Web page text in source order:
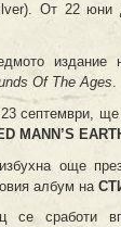
От 22 юни
издание
Of The Ages.
септември,
MANN’S
избухна още
албум на
се сработи